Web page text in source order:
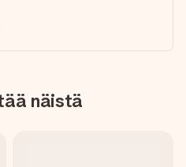
näistä